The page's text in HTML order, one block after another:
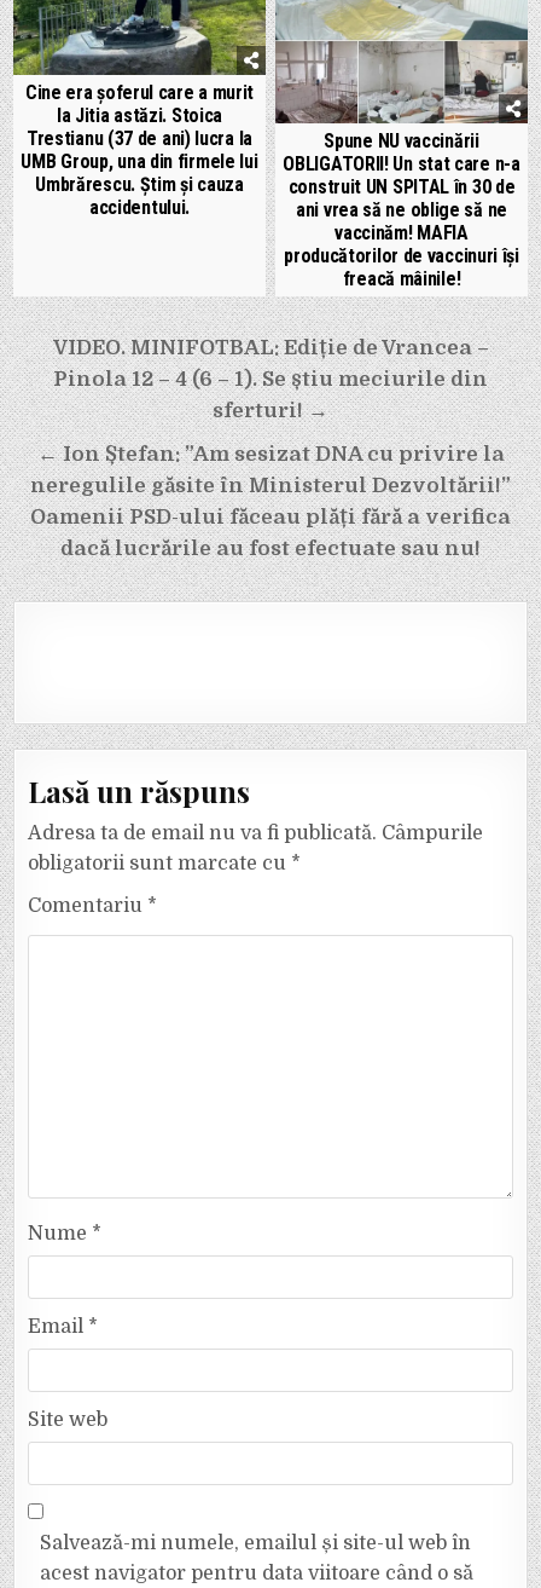
Cine era șoferul care a murit
la Jitia astăzi. Stoica
Trestianu (37 de ani) lucra la
UMB Group, una din firmele lui
Umbrărescu. Știm și cauza
accidentului.
Spune NU vaccinării
OBLIGATORII! Un stat care n-a
construit UN SPITAL în 30 de
ani vrea să ne oblige să ne
vaccinăm! MAFIA
producătorilor de vaccinuri își
freacă mâinile!
Navigare
în
articole
VIDEO. MINIFOTBAL: Ediție de Vrancea –
Pinola 12 – 4 (6 – 1). Se știu meciurile din
sferturi! →
← Ion Ștefan: ”Am sesizat DNA cu privire la
neregulile găsite în Ministerul Dezvoltării!”
Oamenii PSD-ului făceau plăți fără a verifica
dacă lucrările au fost efectuate sau nu!
Lasă un răspuns
Adresa ta de email nu va fi publicată. Câmpurile
obligatorii sunt marcate cu *
Comentariu *
Nume *
Email *
Site web
Salvează-mi numele, emailul și site-ul web în
acest navigator pentru data viitoare când o să